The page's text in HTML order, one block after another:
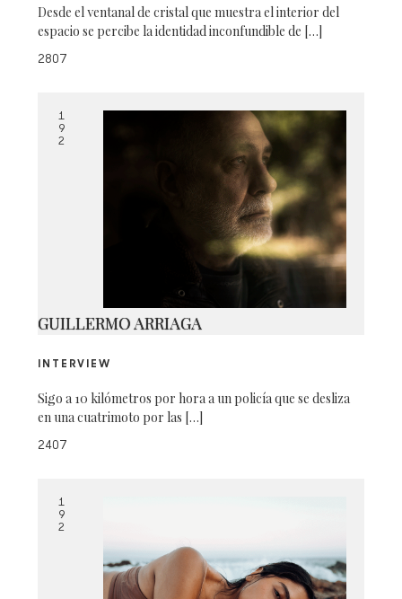
10
Desde el ventanal de cristal que muestra el interior del
espacio se percibe la identidad inconfundible de […]
2807
1
9
2
GUILLERMO ARRIAGA
INTERVIEW
Sigo a 10 kilómetros por hora a un policía que se desliza
en una cuatrimoto por las […]
2407
1
9
2